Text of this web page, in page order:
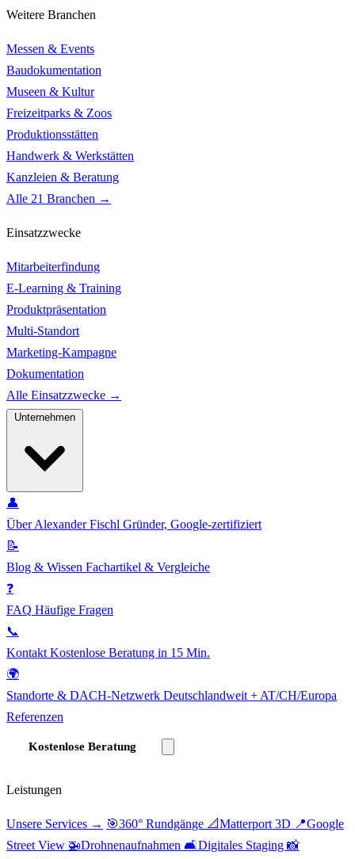
Weitere Branchen
Messen & Events
Baudokumentation
Museen & Kultur
Freizeitparks & Zoos
Produktionsstätten
Handwerk & Werkstätten
Kanzleien & Beratung
Alle 21 Branchen →
Einsatzzwecke
Mitarbeiterfindung
E-Learning & Training
Produktpräsentation
Multi-Standort
Marketing-Kampagne
Dokumentation
Alle Einsatzzwecke →
👤
Über Alexander Fischl Gründer, Google-zertifiziert
📝
Blog & Wissen Fachartikel & Vergleiche
❓
FAQ Häufige Fragen
📞
Kontakt Kostenlose Beratung in 15 Min.
🌍
Standorte & DACH-Netzwerk Deutschlandweit + AT/CH/Europa
Referenzen
Kostenlose Beratung
Leistungen
Unsere Services → 🎯360° Rundgänge 📐Matterport 3D 📍Google
Street View 🚁Drohnenaufnahmen 🛋️Digitales Staging 📸